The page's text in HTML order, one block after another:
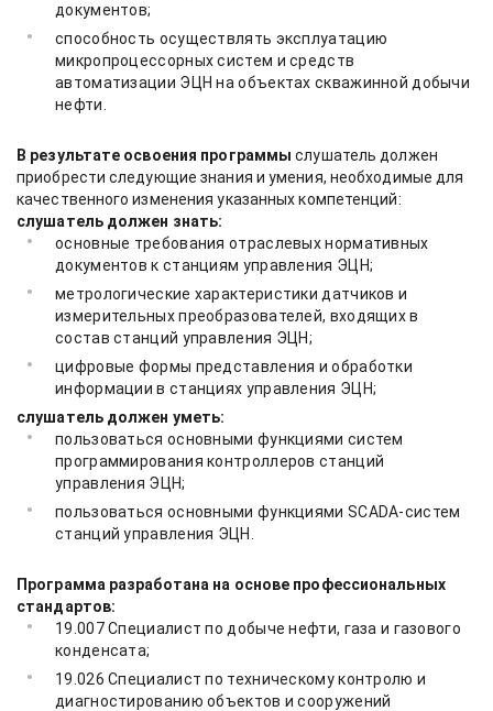
документов;
способность осуществлять эксплуатацию
микропроцессорных систем и средств
автоматизации ЭЦН на объектах скважинной добычи
нефти.
В результате освоения программы слушатель должен
приобрести следующие знания и умения, необходимые для
качественного изменения указанных компетенций:
слушатель должен знать:
основные требования отраслевых нормативных
документов к станциям управления ЭЦН;
метрологические характеристики датчиков и
измерительных преобразователей, входящих в
состав станций управления ЭЦН;
цифровые формы представления и обработки
информации в станциях управления ЭЦН;
слушатель должен уметь:
пользоваться основными функциями систем
программирования контроллеров станций
управления ЭЦН;
пользоваться основными функциями SCADA-систем
станций управления ЭЦН.
Программа разработана на основе профессиональных
стандартов:
19.007 Специалист по добыче нефти, газа и газового
конденсата;
19.026 Специалист по техническому контролю и
диагностированию объектов и сооружений